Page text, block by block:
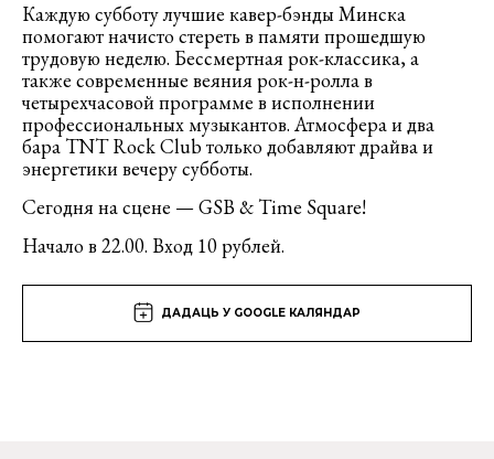
Каждую субботу лучшие кавер-бэнды Минска
помогают начисто стереть в памяти прошедшую
трудовую неделю. Бессмертная рок-классика, а
также современные веяния рок-н-ролла в
четырехчасовой программе в исполнении
профессиональных музыкантов. Атмосфера и два
бара TNT Rock Club только добавляют драйва и
энергетики вечеру субботы.
Сегодня на сцене — GSB & Time Square!
Начало в 22.00. Вход 10 рублей.
ДАДАЦЬ У GOOGLE КАЛЯНДАР